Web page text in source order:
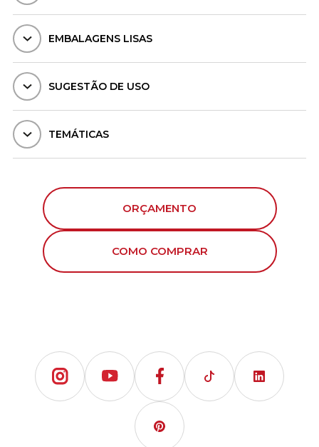
EMBALAGENS LISAS
SUGESTÃO DE USO
TEMÁTICAS
ORÇAMENTO
COMO COMPRAR